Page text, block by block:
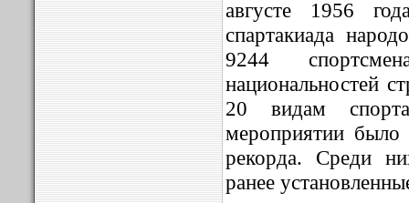
августе 1956
спартакиада
9244
национальностей
20 видам
мероприятии было
рекорда. Среди
ранее